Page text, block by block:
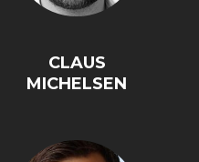
CLAUS
MICHELSEN